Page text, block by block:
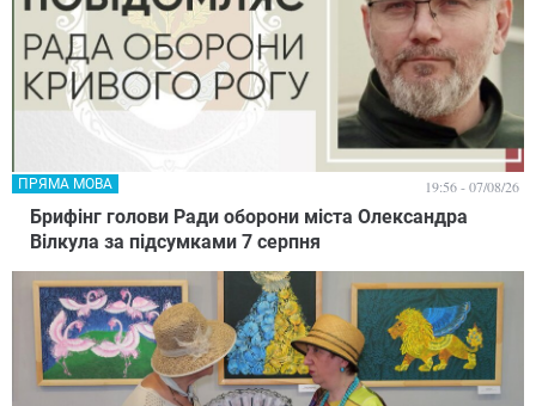
Брифінг голови Ради оборони міста Олександра
Вілкула за підсумками 7 серпня
ПРЯМА МОВА 19:56 - 07/08/26